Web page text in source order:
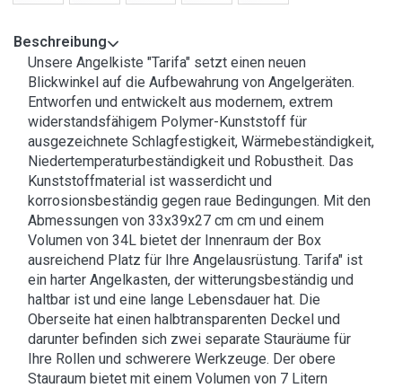
Beschreibung
Unsere Angelkiste "Tarifa" setzt einen neuen
Blickwinkel auf die Aufbewahrung von Angelgeräten.
Entworfen und entwickelt aus modernem, extrem
widerstandsfähigem Polymer-Kunststoff für
ausgezeichnete Schlagfestigkeit, Wärmebeständigkeit,
Niedertemperaturbeständigkeit und Robustheit. Das
Kunststoffmaterial ist wasserdicht und
korrosionsbeständig gegen raue Bedingungen. Mit den
Abmessungen von 33x39x27 cm cm und einem
Volumen von 34L bietet der Innenraum der Box
ausreichend Platz für Ihre Angelausrüstung. Tarifa" ist
ein harter Angelkasten, der witterungsbeständig und
haltbar ist und eine lange Lebensdauer hat. Die
Oberseite hat einen halbtransparenten Deckel und
darunter befinden sich zwei separate Stauräume für
Ihre Rollen und schwerere Werkzeuge. Der obere
Stauraum bietet mit einem Volumen von 7 Litern